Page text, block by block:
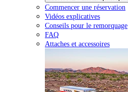
Commencer une réservation
Vidéos explicatives
Conseils pour le remorquage
FAQ
Attaches et accessoires